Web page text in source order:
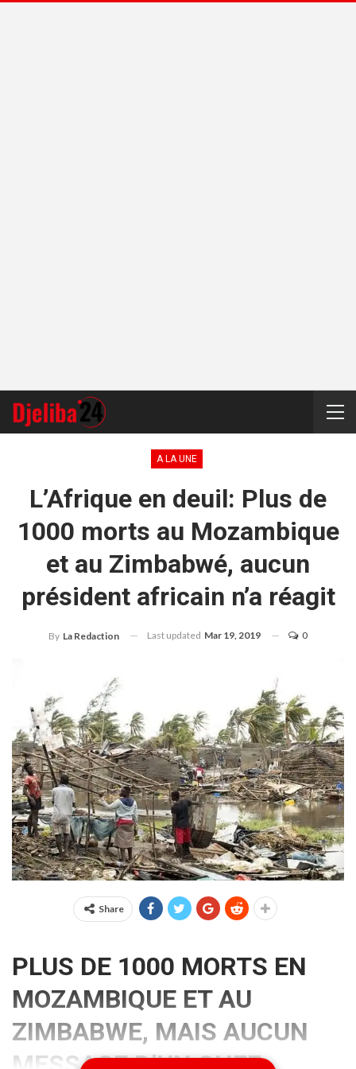
A LA UNE
L’Afrique en deuil: Plus de
1000 morts au Mozambique
et au Zimbabwé, aucun
président africain n’a réagit
By La Redaction Last updated Mar 19, 2019 0
Share
PLUS DE 1000 MORTS EN
MOZAMBIQUE ET AU
ZIMBABWE, MAIS AUCUN